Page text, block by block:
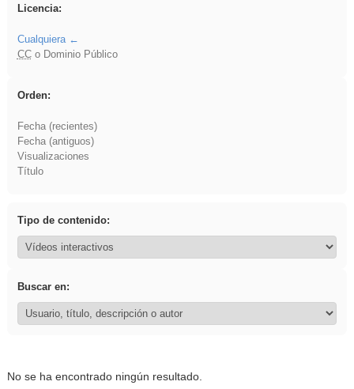
Licencia:
Cualquiera
CCo Dominio Público
Orden:
Fecha (recientes)
Fecha (antiguos)
Visualizaciones
Título
Tipo de contenido:
Buscar en:
No se ha encontrado ningún resultado.